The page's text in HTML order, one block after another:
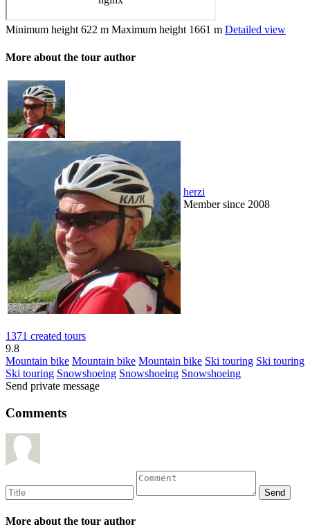
Minimum height 622 m Maximum height 1661 m Detailed view
More about the tour author
herzi
Member since 2008
1371 created tours
9.8
Mountain bike Mountain bike Mountain bike Ski touring Ski touring
Ski touring Snowshoeing Snowshoeing Snowshoeing
Send private message
Comments
More about the tour author